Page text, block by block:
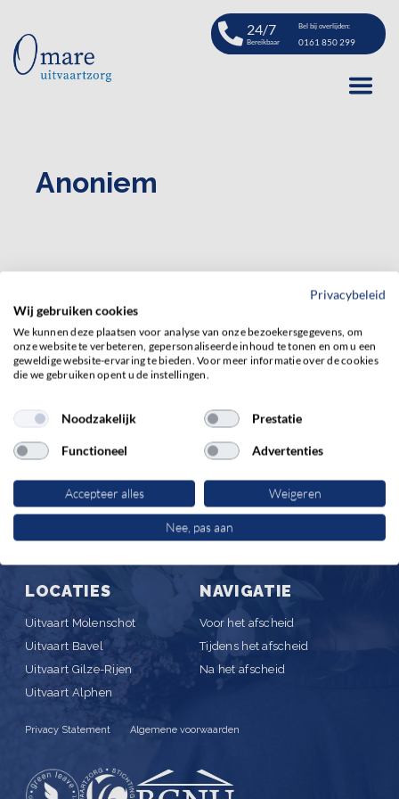
24/7
Bereikbaar
Bel bij overlijden:
0161 850 299
Anoniem
OMARE UITVAARTZORG
Bijstaan in bijzondere momenten
0161 850 299
LOCATIES
Uitvaart Molenschot
Uitvaart Bavel
Uitvaart Gilze-Rijen
Uitvaart Alphen
NAVIGATIE
Voor het afscheid
Tijdens het afscheid
Na het afscheid
Privacy Statement Algemene voorwaarden
Privacybeleid
Wij gebruiken cookies
We kunnen deze plaatsen voor analyse van onze bezoekersgegevens, om
onze website te verbeteren, gepersonaliseerde inhoud te tonen en om u een
geweldige website-ervaring te bieden. Voor meer informatie over de cookies
die we gebruiken opent u de instellingen.
Noodzakelijk Prestatie
Functioneel Advertenties
Accepteer alles Weigeren
Nee, pas aan